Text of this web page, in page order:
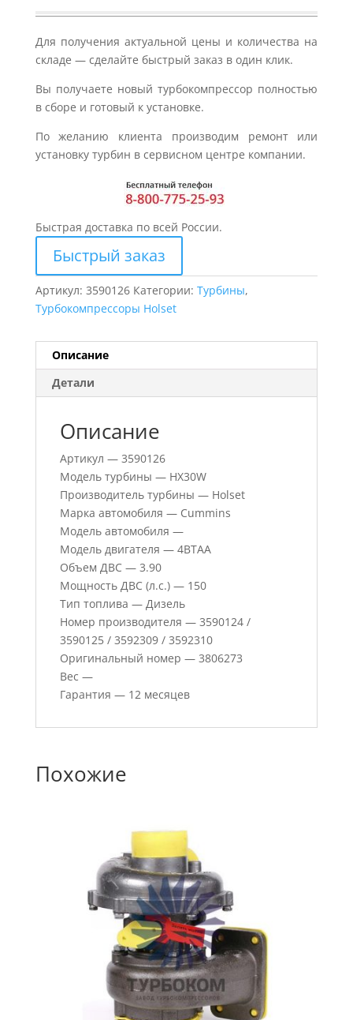
Для получения актуальной цены и количества на
складе — сделайте быстрый заказ в один клик.
Вы получаете новый турбокомпрессор полностью
в сборе и готовый к установке.
По желанию клиента производим ремонт или
установку турбин в сервисном центре компании.
Быстрая доставка по всей России.
Быстрый заказ
Артикул: 3590126 Категории: Турбины,
Турбокомпрессоры Holset
Описание
Детали
Описание
Артикул — 3590126
Модель турбины — HX30W
Производитель турбины — Holset
Марка автомобиля — Cummins
Модель автомобиля —
Модель двигателя — 4BTAA
Объем ДВС — 3.90
Мощность ДВС (л.с.) — 150
Тип топлива — Дизель
Номер производителя — 3590124 /
3590125 / 3592309 / 3592310
Оригинальный номер — 3806273
Вес —
Гарантия — 12 месяцев
Похожие